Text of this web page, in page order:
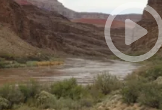
ビジネス・起業
まちづくり・地域活性化